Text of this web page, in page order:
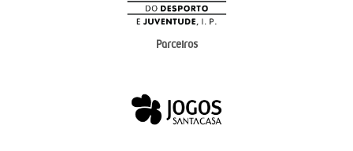
Parceiros